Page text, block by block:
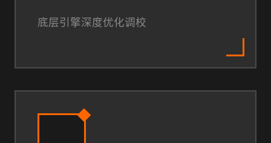
底层引擎深度优化调校